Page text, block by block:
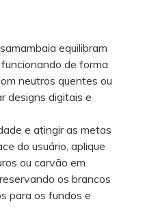
equilibram
de forma
neutros quentes ou
designs digitais e
e atingir as metas
do usuário, aplique
ou carvão em
os brancos
para os fundos e